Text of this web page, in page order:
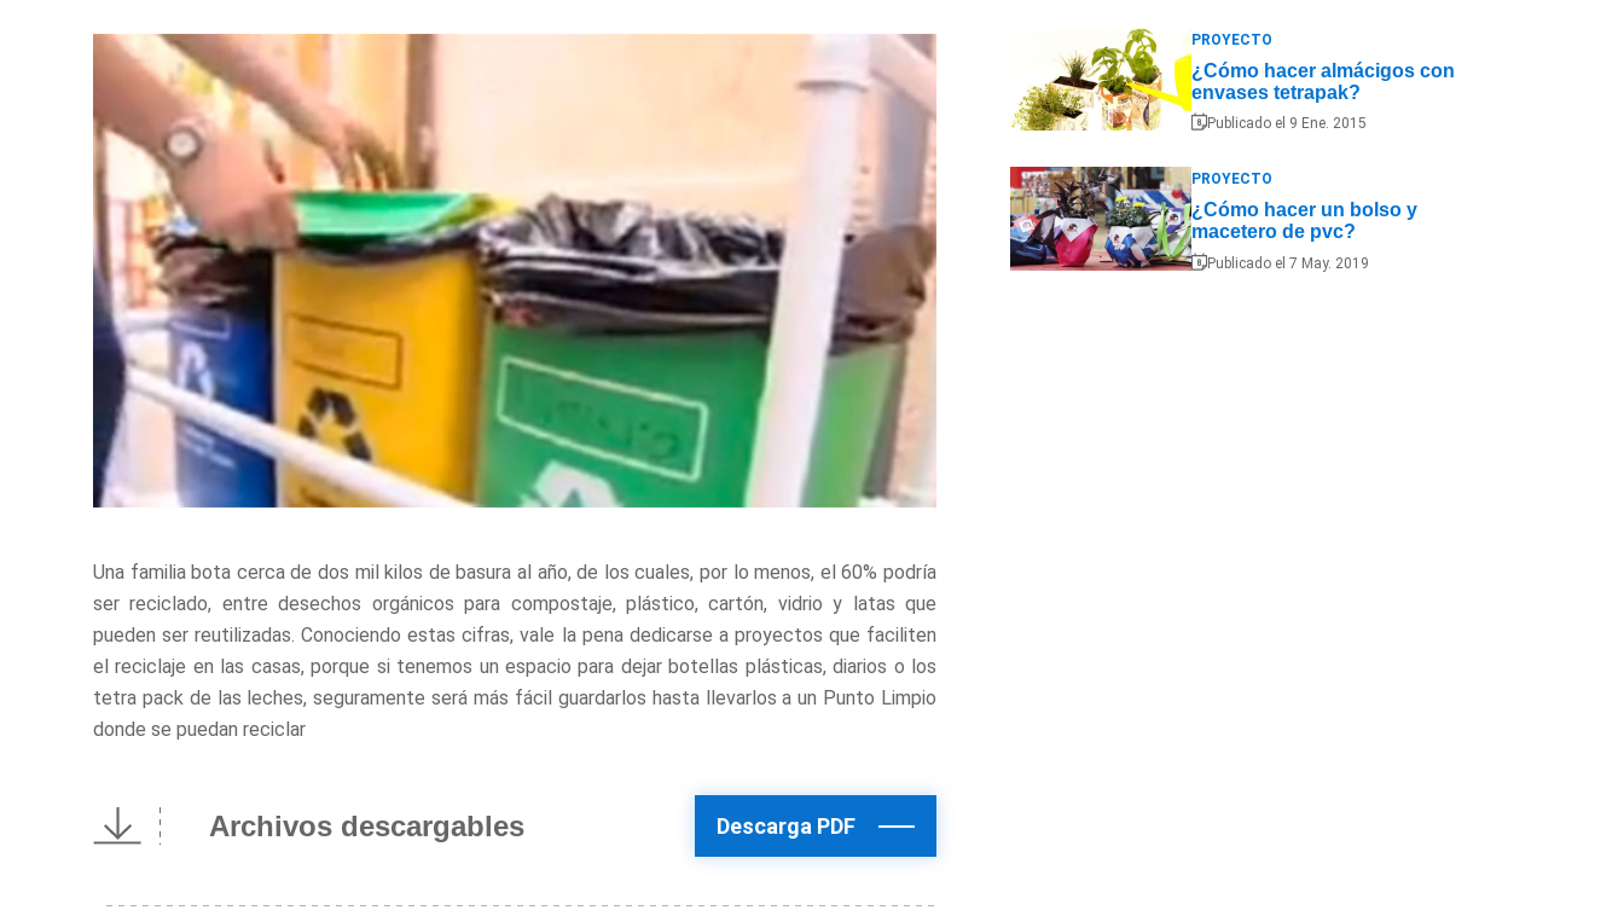
Una familia bota cerca de dos mil kilos de basura al año, de los cuales, por lo menos, el 60% podría
ser reciclado, entre desechos orgánicos para compostaje, plástico, cartón, vidrio y latas que
pueden ser reutilizadas. Conociendo estas cifras, vale la pena dedicarse a proyectos que faciliten
el reciclaje en las casas, porque si tenemos un espacio para dejar botellas plásticas, diarios o los
tetra pack de las leches, seguramente será más fácil guardarlos hasta llevarlos a un Punto Limpio
donde se puedan reciclar
Archivos descargables Descarga PDF
PROYECTO
¿Cómo hacer almácigos con
envases tetrapak?
Publicado el 9 Ene. 2015
PROYECTO
¿Cómo hacer un bolso y
macetero de pvc?
Publicado el 7 May. 2019